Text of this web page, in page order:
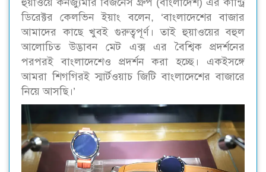
হুয়াওয়ে কনজ্যুমার বিজনেস গ্রুপ (বাংলাদেশ) এর কান্ট্রি
ডিরেক্টর কেলভিন ইয়াং বলেন, ‘বাংলাদেশের বাজার
আমাদের কাছে খুবই গুরুত্বপূর্ণ। তাই হুয়াওয়ের বহুল
আলোচিত উদ্ভাবন মেট এক্স এর বৈশ্বিক প্রদর্শনের
পরপরই বাংলাদেশেও প্রদর্শন করা হচ্ছে। একইসঙ্গে
আমরা শিগগিরই স্মার্টওয়াচ জিটি বাংলাদেশের বাজারে
নিয়ে আসছি।’